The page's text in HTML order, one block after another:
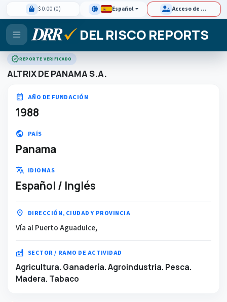
$ 0.00 (0) Español Acceso de clientes
DEL RISCO REPORTS
verifiedREPORTE VERIFICADO
ALTRIX DE PANAMA S.A.
calendar_month AÑO DE FUNDACIÓN
1988
public PAÍS
Panama
translate IDIOMAS
Español / Inglés
location_on DIRECCIÓN, CIUDAD Y PROVINCIA
Vía al Puerto Aguadulce,
factory SECTOR / RAMO DE ACTIVIDAD
Agricultura. Ganadería. Agroindustria. Pesca.
Madera. Tabaco